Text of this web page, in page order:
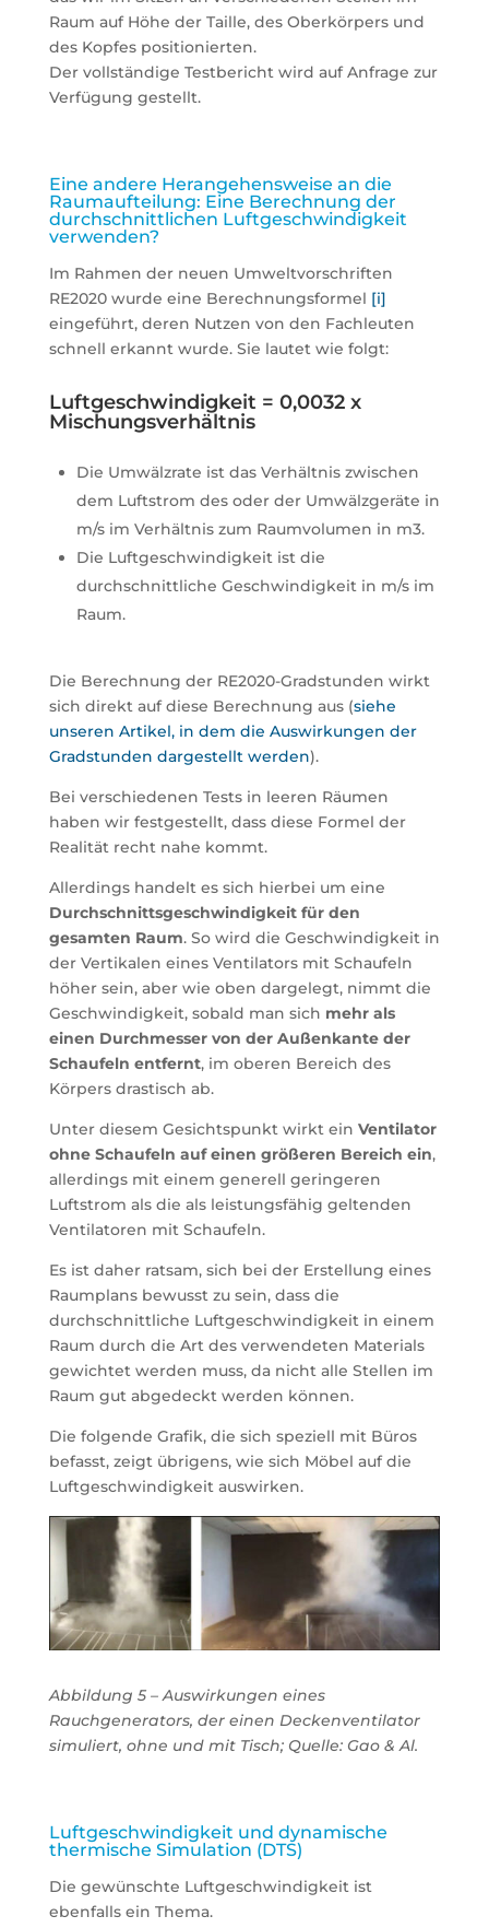
Raum auf Höhe der Taille, des Oberkörpers und
des Kopfes positionierten.
Der vollständige Testbericht wird auf Anfrage zur
Verfügung gestellt.
Eine andere Herangehensweise an die
Raumaufteilung: Eine Berechnung der
durchschnittlichen Luftgeschwindigkeit
verwenden?
Im Rahmen der neuen Umweltvorschriften
RE2020 wurde eine Berechnungsformel [i]
eingeführt, deren Nutzen von den Fachleuten
schnell erkannt wurde. Sie lautet wie folgt:
Luftgeschwindigkeit = 0,0032 x
Mischungsverhältnis
Die Umwälzrate ist das Verhältnis zwischen
dem Luftstrom des oder der Umwälzgeräte in
m/s im Verhältnis zum Raumvolumen in m3.
Die Luftgeschwindigkeit ist die
durchschnittliche Geschwindigkeit in m/s im
Raum.
Die Berechnung der RE2020-Gradstunden wirkt
sich direkt auf diese Berechnung aus (siehe
unseren Artikel, in dem die Auswirkungen der
Gradstunden dargestellt werden).
Bei verschiedenen Tests in leeren Räumen
haben wir festgestellt, dass diese Formel der
Realität recht nahe kommt.
Allerdings handelt es sich hierbei um eine
Durchschnittsgeschwindigkeit für den
gesamten Raum. So wird die Geschwindigkeit in
der Vertikalen eines Ventilators mit Schaufeln
höher sein, aber wie oben dargelegt, nimmt die
Geschwindigkeit, sobald man sich mehr als
einen Durchmesser von der Außenkante der
Schaufeln entfernt, im oberen Bereich des
Körpers drastisch ab.
Unter diesem Gesichtspunkt wirkt ein Ventilator
ohne Schaufeln auf einen größeren Bereich ein,
allerdings mit einem generell geringeren
Luftstrom als die als leistungsfähig geltenden
Ventilatoren mit Schaufeln.
Es ist daher ratsam, sich bei der Erstellung eines
Raumplans bewusst zu sein, dass die
durchschnittliche Luftgeschwindigkeit in einem
Raum durch die Art des verwendeten Materials
gewichtet werden muss, da nicht alle Stellen im
Raum gut abgedeckt werden können.
Die folgende Grafik, die sich speziell mit Büros
befasst, zeigt übrigens, wie sich Möbel auf die
Luftgeschwindigkeit auswirken.
Abbildung 5 – Auswirkungen eines
Rauchgenerators, der einen Deckenventilator
simuliert, ohne und mit Tisch; Quelle: Gao & Al.
Luftgeschwindigkeit und dynamische
thermische Simulation (DTS)
Die gewünschte Luftgeschwindigkeit ist
ebenfalls ein Thema.